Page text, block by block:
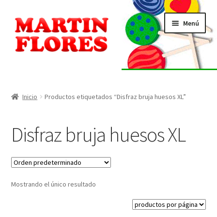
Ir
la
navegación
Ir
al
contenido
Menú
Tienda
Inicio Productos etiquetados “Disfraz bruja huesos XL”
Disfraz bruja huesos XL
Mostrando el único resultado